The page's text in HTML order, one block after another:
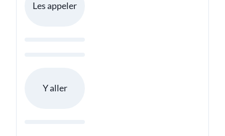
Les appeler
Y aller